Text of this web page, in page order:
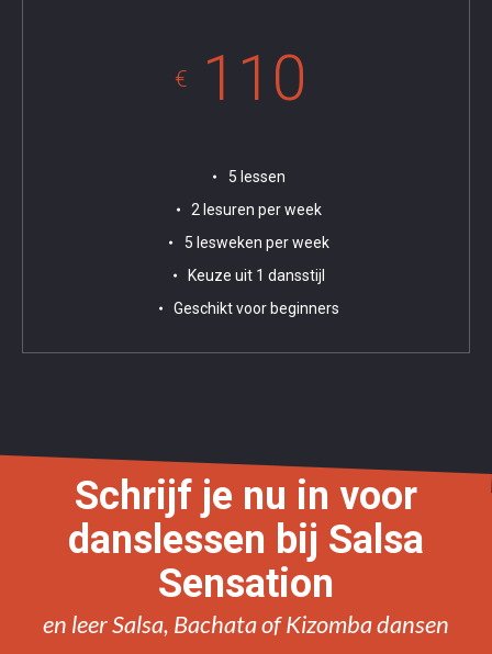
€ 110
5 lessen
2 lesuren per week
5 lesweken per week
Keuze uit 1 dansstijl
Geschikt voor beginners
Schrijf je nu in voor
danslessen bij Salsa
Sensation
en leer Salsa, Bachata of Kizomba dansen